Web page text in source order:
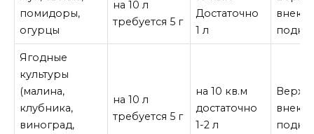
помидоры,
огурцы
на 10 л
требуется 5 г
Достаточно
1 л
Ягодные
культуры
(малина,
клубника,
виноград,
на 10 л
требуется 5 г
на 10 кв.м
достаточно
1-2 л